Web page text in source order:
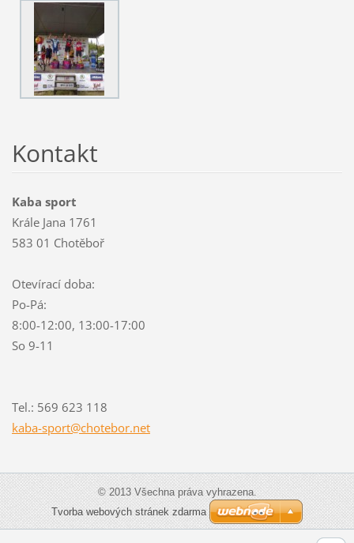
Kontakt
Kaba sport
Krále Jana 1761
583 01 Chotěboř
Otevírací doba:
Po-Pá:
8:00-12:00, 13:00-17:00
So 9-11
Tel.: 569 623 118
kaba-sport@chotebor.net
© 2013 Všechna práva vyhrazena.
Tvorba webových stránek zdarma